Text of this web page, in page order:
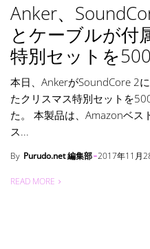
Anker、
とケーブルが付
特別セットを
本日、AnkerがSoundCore 2
たクリスマス特別セットを
た。 本製品は、Amazonベ
ス...
By Purudo.net 編集部 2017年11月
READ MORE